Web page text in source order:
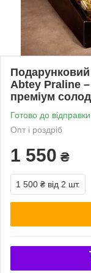
Abtey Praline –
преміум
Готово до відправки
Опт і роздріб
1 550 ₴
1 500 ₴ від 2 шт.